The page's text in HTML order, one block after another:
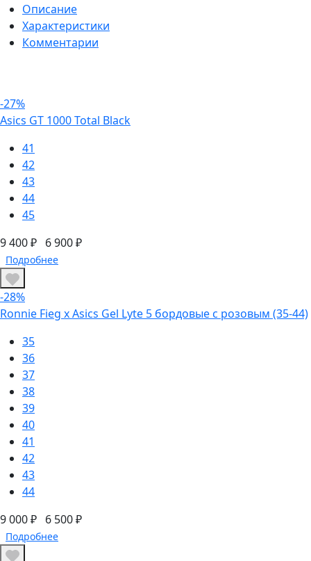
Описание
Характеристики
Комментарии
-27%
Asics GT 1000 Total Black
41
42
43
44
45
9 400 ₽ 6 900 ₽
Подробнее
-28%
Ronnie Fieg x Asics Gel Lyte 5 бордовые с розовым (35-44)
35
36
37
38
39
40
41
42
43
44
9 000 ₽ 6 500 ₽
Подробнее